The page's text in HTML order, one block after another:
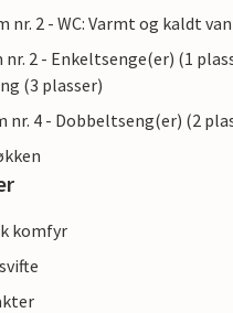
nr. 2 - WC: Varmt og kaldt
nr. 2 - Enkeltsenge(er) (1
(3 plasser)
nr. 4 - Dobbeltseng(er) (2
komfyr